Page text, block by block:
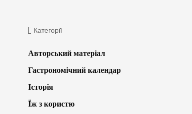
Категорії
Авторський матеріал
Гастрономічний календар
Історія
Їж з користю